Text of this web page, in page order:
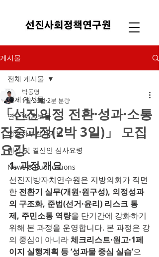
게시물
전체 게시물
연구원 홍보물
행정사무감사기법
예산 및 결산안 심사요령
News & Publications
전체 게시물
「선진의정 전환·성과·소통
집중과정(2박 3일)」 모집
요강
박동명
1월 26일 2분 분량
1. 과정 개요
선진지방자치연수원은 지방의회가 직면
한 전환기 실무(개원·원구성), 의정성과
의 구조화, 준법(선거·윤리) 리스크 통
제, 주민소통 역량을 단기간에 강화하기
위해 본 과정을 운영합니다. 본 과정은 강
의 중심이 아니라 체크리스트·원고·1페
이지 실행계획 등 ‘성과물 중심 실습’으